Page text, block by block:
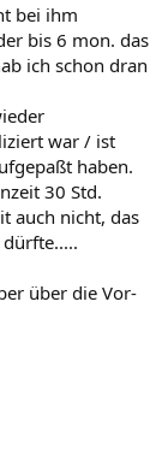
bei ihm
bis 6 mon. das
ich schon dran
war / ist
haben.
30 Std.
auch nicht, das
über die Vor-